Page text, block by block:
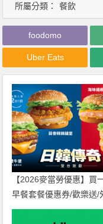
所屬分類： 餐飲
foodomo
Uber Eats
【2026麥當勞優惠】買
早餐套餐優惠券/歡樂送/
惠/菜單整理